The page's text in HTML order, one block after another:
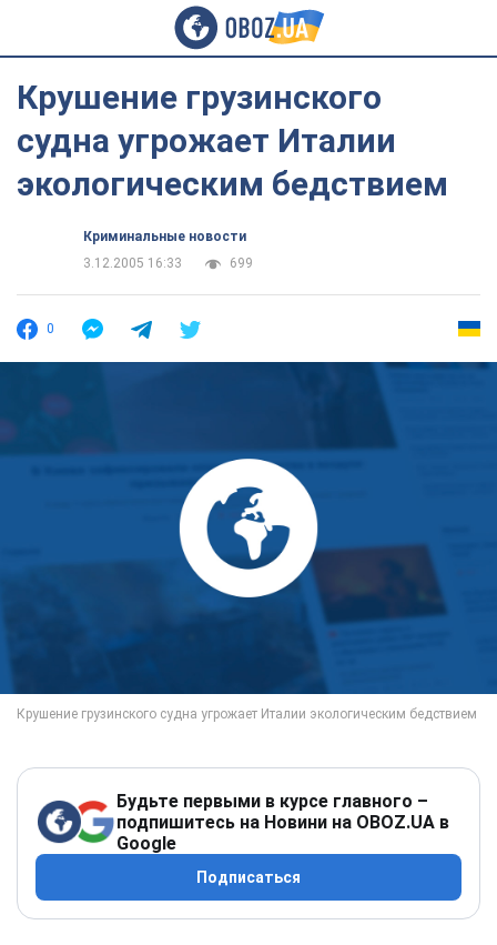
Крушение грузинского
судна угрожает Италии
экологическим бедствием
Криминальные новости
3.12.2005 16:33
699
0
Будьте первыми в курсе главного –
подпишитесь на Новини на OBOZ.UA в
Google
Подписаться